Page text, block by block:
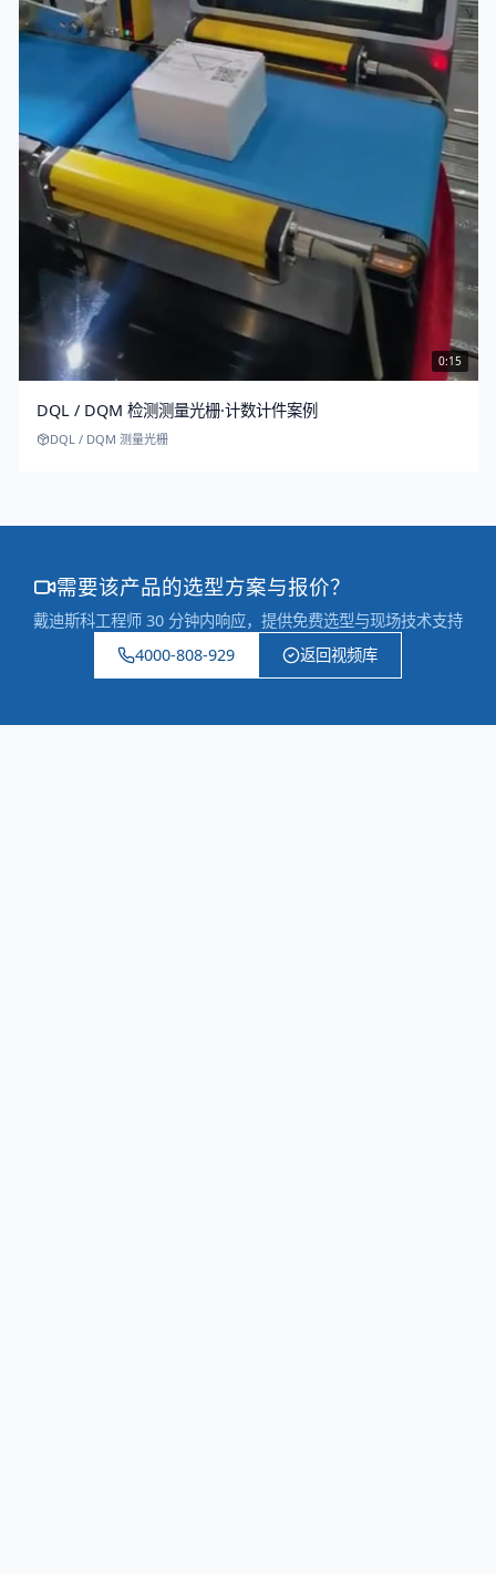
0:15
DQL / DQM 检测测量光栅·计数计件案例
DQL / DQM 测量光栅
需要该产品的选型方案与报价？
戴迪斯科工程师 30 分钟内响应，提供免费选型与现场技术支持
4000-808-929
返回视频库